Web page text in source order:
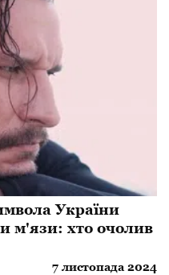
України
м'язи: хто очолив
7 листопада 2024